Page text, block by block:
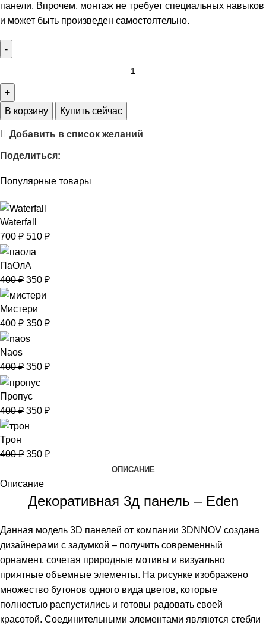
панели. Впрочем, монтаж не требует специальных навыков
и может быть произведен самостоятельно.
В корзину Купить сейчас
Добавить в список желаний
Поделиться:
Популярные товары
Waterfall
700₽ 510 ₽
ПаОлА
400₽ 350 ₽
Мистери
400₽ 350 ₽
Naos
400₽ 350 ₽
Пропус
400₽ 350 ₽
Трон
400₽ 350 ₽
ОПИСАНИЕ
Описание
Декоративная 3д панель – Eden
Данная модель 3D панелей от компании 3DNNOV создана
дизайнерами с задумкой – получить современный
орнамент, сочетая природные мотивы и визуально
приятные объемные элементы. На рисунке изображено
множество бутонов одного вида цветов, которые
полностью распустились и готовы радовать своей
красотой. Соединительными элементами являются стебли